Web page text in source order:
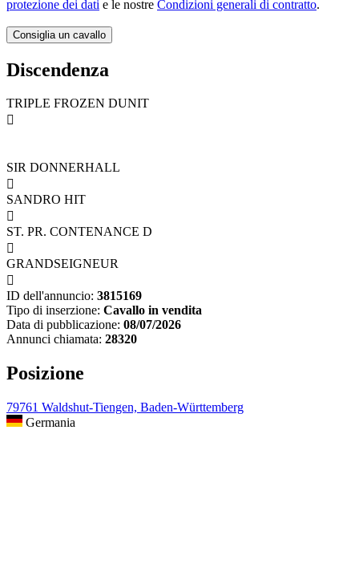
protezione dei dati e le nostre Condizioni generali di contratto.
Discendenza
TRIPLE FROZEN DUNIT

SIR DONNERHALL

SANDRO HIT

ST. PR. CONTENANCE D

GRANDSEIGNEUR

ID dell'annuncio: 3815169
Tipo di inserzione: Cavallo in vendita
Data di pubblicazione: 08/07/2026
Annunci chiamata: 28320
Posizione
79761 Waldshut-Tiengen, Baden-Württemberg
Germania